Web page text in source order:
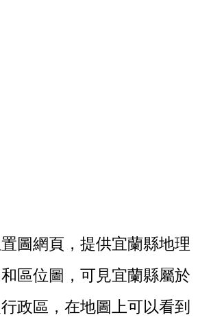
圖網頁，提供宜蘭縣地理
區位圖，可見宜蘭縣屬於
政區，在地圖上可以看到